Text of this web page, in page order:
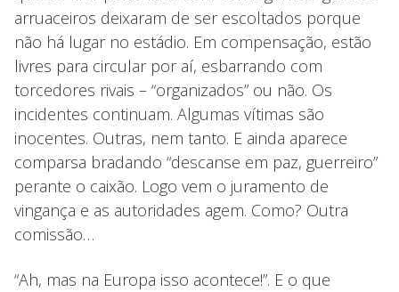
arruaceiros deixaram de ser escoltados porque
não há lugar no estádio. Em compensação, estão
livres para circular por aí, esbarrando com
torcedores rivais – “organizados” ou não. Os
incidentes continuam. Algumas vítimas são
inocentes. Outras, nem tanto. E ainda aparece
comparsa bradando “descanse em paz, guerreiro”
perante o caixão. Logo vem o juramento de
vingança e as autoridades agem. Como? Outra
comissão…
“Ah, mas na Europa isso acontece!”. E o que